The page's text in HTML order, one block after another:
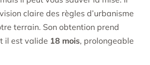
claire des règles d’urbanisme
terrain. Son obtention prend
il est valide 18 mois, prolongeable